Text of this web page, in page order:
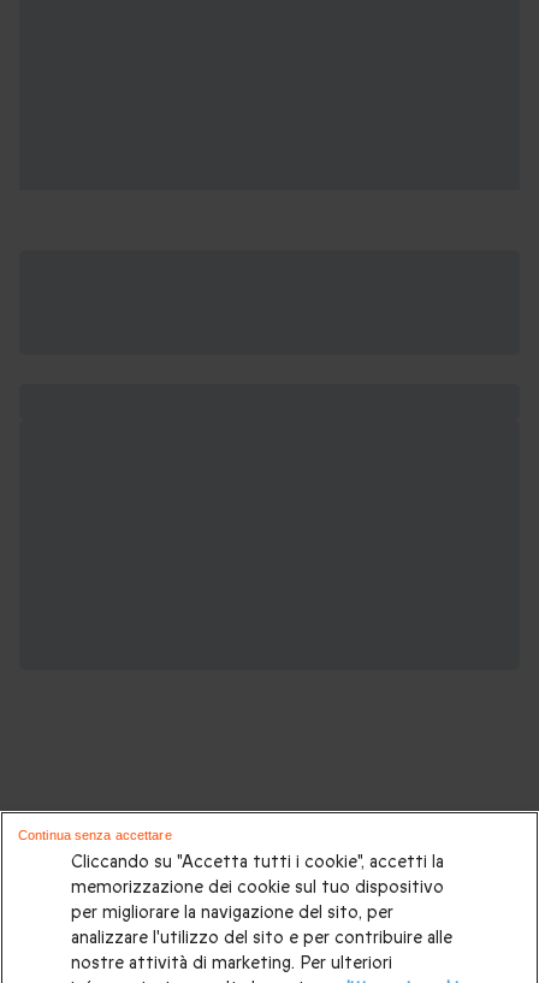
Potrebbero piacerti anche questi cofanetti
regalo:
Cosa regalare?|Idee regalo originali|Perchè regalare una
gift card|Buono regalo|Regali di compleanno
Cliccando su "Accetta tutti i cookie", accetti la
memorizzazione dei cookie sul tuo dispositivo
per migliorare la navigazione del sito, per
analizzare l'utilizzo del sito e per contribuire alle
nostre attività di marketing. Per ulteriori
Continua senza accettare